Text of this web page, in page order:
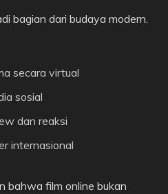
bagian dari budaya modern.
secara virtual
sosial
dan reaksi
internasional
bahwa film online bukan